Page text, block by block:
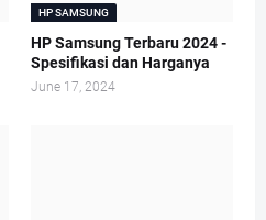
HP SAMSUNG
HP Samsung Terbaru 2024 -
Spesifikasi dan Harganya
June 17, 2024